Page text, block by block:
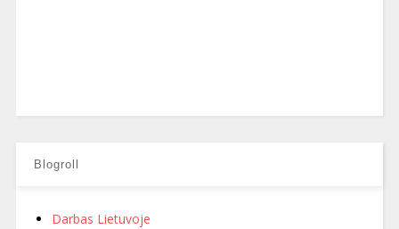
Blogroll
Darbas Lietuvoje